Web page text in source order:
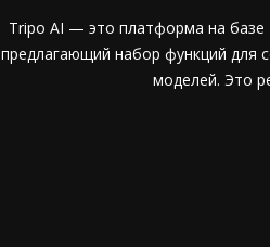
Tripo AI — это платформа на
предлагающий набор функций для
моделей. Это